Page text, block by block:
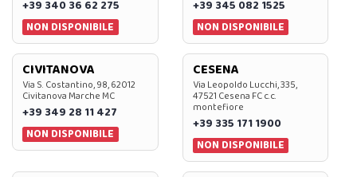
+39 340 36 62 275
NON DISPONIBILE
+39 345 082 1525
NON DISPONIBILE
CIVITANOVA
Via S. Costantino, 98, 62012
Civitanova Marche MC
+39 349 28 11 427
NON DISPONIBILE
CESENA
Via Leopoldo Lucchi, 335,
47521 Cesena FC c.c.
montefiore
+39 335 171 1900
NON DISPONIBILE